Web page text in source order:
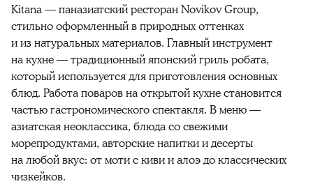
Kitana — паназиатский ресторан Novikov Group,
стильно оформленный в природных оттенках
и из натуральных материалов. Главный инструмент
на кухне — традиционный японский гриль робата,
который используется для приготовления основных
блюд. Работа поваров на открытой кухне становится
частью гастрономического спектакля. В меню —
азиатская неоклассика, блюда со свежими
морепродуктами, авторские напитки и десерты
на любой вкус: от моти с киви и алоэ до классических
чизкейков.